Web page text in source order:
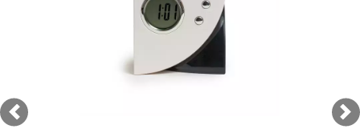
Previous